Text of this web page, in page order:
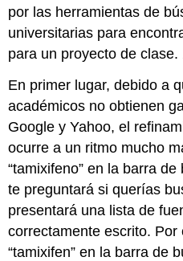
por las herramientas de
universitarias para
para un proyecto de
En primer lugar, debido a
académicos no obtienen
Google y Yahoo, el
ocurre a un ritmo mucho
“tamixifeno” en la barra
te preguntará si querías
presentará una lista de
correctamente escrito.
“tamixifen” en la barra de